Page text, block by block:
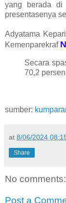
yang berada di
presentasenya
Adyatama
Kemenparekraf
Secara
70,2
sumber:
at 8/06/2024
Share
No comments:
Post a